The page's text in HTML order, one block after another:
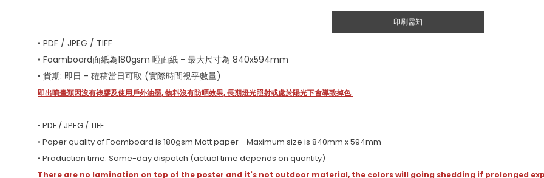
印刷需知
• PDF / JPEG / TIFF
• Foamboard面紙為180gsm 啞面紙 - 最大尺寸為 840x594mm
• 貨期: 即日 - 確稿當日可取 (實際時間視乎數量)
即出噴畫類因沒有裱膠及使用戶外油墨, 物料沒有防晒效果, 長期燈光照射或處於陽光下會導致掉色
• PDF / JPEG / TIFF
• Paper quality of Foamboard is 180gsm Matt paper - Maximum size is 840mm x 594mm
• Production time: Same-day dispatch (actual time depends on quantity)
There are no lamination on top of the poster and it's not outdoor material, the colors will going shedding if prolonged